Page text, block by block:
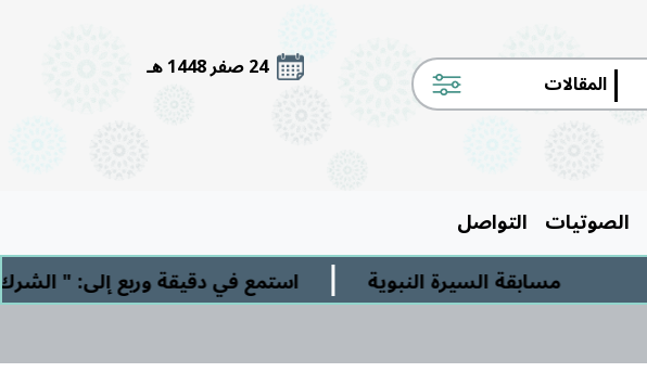
| 24 صفر 1448 هـ
الصوتيات التواصل
مسابقة السيرة النبوية
| استمع في دقيقة وربع إلى: " الشرك